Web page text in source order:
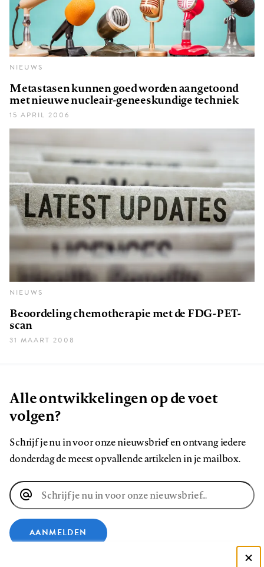
NIEUWS
Metastasen kunnen goed worden aangetoond
met nieuwe nucleair-geneeskundige techniek
15 APRIL 2006
NIEUWS
Beoordeling chemotherapie met de FDG-PET-
scan
31 MAART 2008
Alle ontwikkelingen op de voet
volgen?
Schrijf je nu in voor onze nieuwsbrief en ontvang iedere
donderdag de meest opvallende artikelen in je mailbox.
E-
mailadres
AANMELDEN